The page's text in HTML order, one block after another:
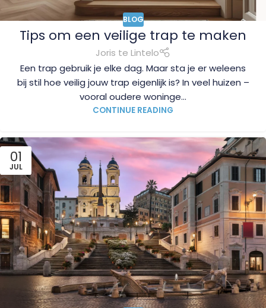
BLOG
Tips om een veilige trap te maken
Joris te Lintelo
Een trap gebruik je elke dag. Maar sta je er weleens
bij stil hoe veilig jouw trap eigenlijk is? In veel huizen –
vooral oudere woninge...
CONTINUE READING
01
JUL